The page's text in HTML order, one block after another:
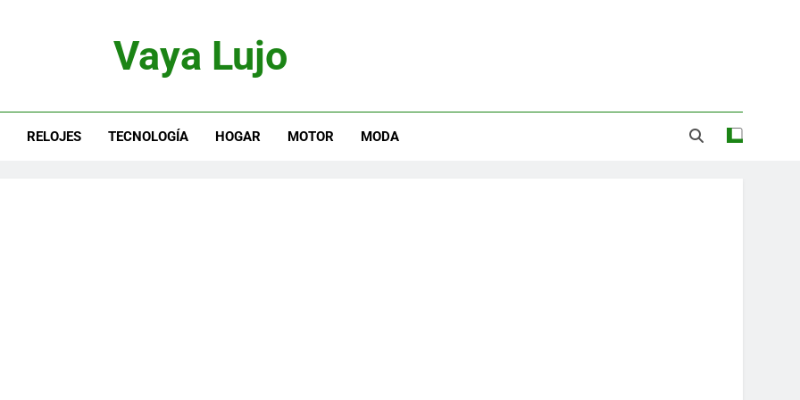
Vaya Lujo
RELOJES TECNOLOGÍA HOGAR MOTOR MODA